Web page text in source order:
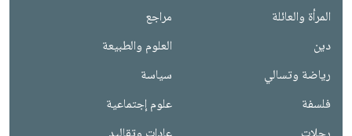
العناية
والتغذية
أدوات
المائدة
الأوعية
الأكثر
للمدارس
اكسسوارات
كتب
شحن
بنود
مختارة
اشتراكات
كل
بحث
المرأة والعائلة
مراجع
دين
العلوم والطبيعة
رياضة وتسالي
سياسة
فلسفة
علوم إجتماعية